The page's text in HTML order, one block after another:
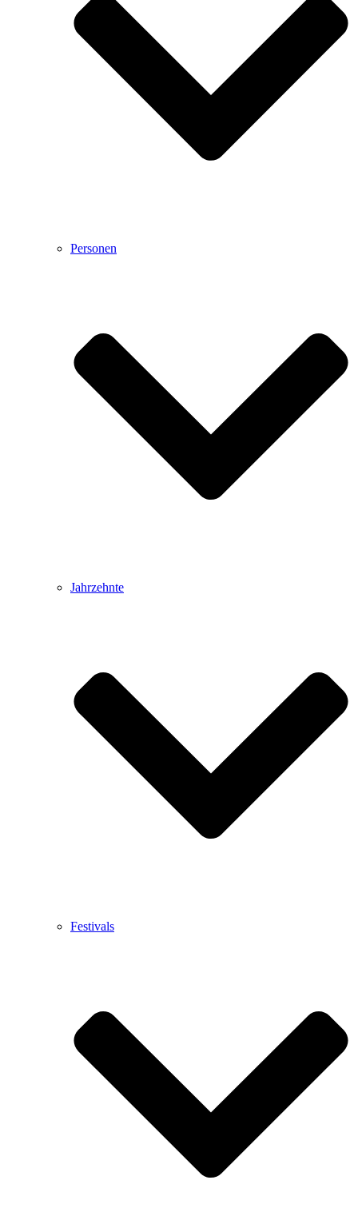
Personen
Jahrzehnte
Festivals